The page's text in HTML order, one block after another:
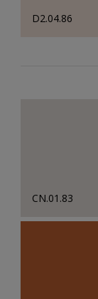
D2.04.86
CN.01.83